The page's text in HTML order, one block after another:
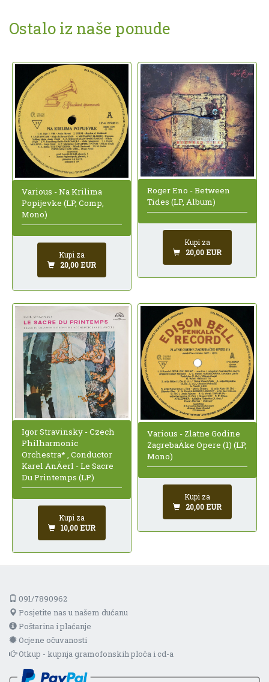
Ostalo iz naše ponude
Various - Na Krilima
Popijevke (LP, Comp,
Mono)
Kupi za
20,00 EUR
Roger Eno - Between
Tides (LP, Album)
Kupi za
20,00 EUR
Igor Stravinsky - Czech
Philharmonic
Orchestra* , Conductor
Karel AnÄerl - Le Sacre
Du Printemps (LP)
Kupi za
10,00 EUR
Various - Zlatne Godine
ZagrebaÄke Opere (1) (LP,
Mono)
Kupi za
20,00 EUR
091/7890962
Posjetite nas u našem dućanu
Poštarina i plaćanje
Ocjene očuvanosti
Otkup - kupnja gramofonskih ploča i cd-a